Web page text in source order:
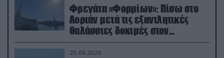
Φρεγάτα «Φορμίων»: Πίσω στο
Λοριάν μετά τις εξαντλητικές
θαλάσσιες δοκιμές στον
απαιτητικό Βισκαϊκό
25.06.2026